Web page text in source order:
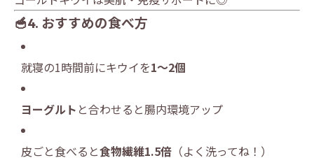
🥣4. おすすめの食べ方
就寝の1時間前にキウイを1〜2個
ヨーグルト と合わせると腸内環境アップ
皮ごと食べると食物繊維1.5倍 （よく洗ってね！）